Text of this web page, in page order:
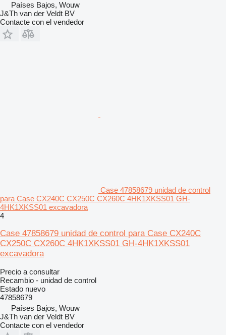
Países Bajos, Wouw
J&Th van der Veldt BV
Contacte con el vendedor
Case 47858679 unidad de control
para Case CX240C CX250C CX260C 4HK1XKSS01 GH-
4HK1XKSS01 excavadora
4
Case 47858679 unidad de control para Case CX240C
CX250C CX260C 4HK1XKSS01 GH-4HK1XKSS01
excavadora
Precio a consultar
Recambio - unidad de control
Estado nuevo
47858679
Países Bajos, Wouw
J&Th van der Veldt BV
Contacte con el vendedor